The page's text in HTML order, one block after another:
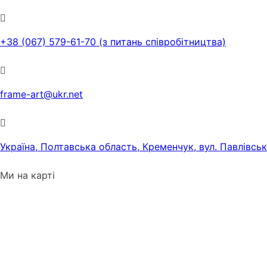
+38 (067) 579-61-70 (з питань співробітництва)
frame-art@ukr.net
Україна, Полтавська область, Кременчук, вул.
Ми на карті